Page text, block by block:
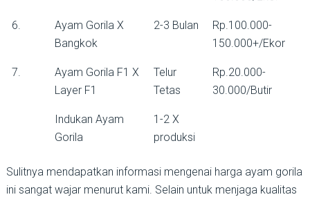
6.
Ayam Gorila X
Bangkok
2-3 Bulan
Rp.100.000-
150.000+/Ekor
7.
Ayam Gorila F1 X
Layer F1
Telur
Tetas
Rp.20.000-
30.000/Butir
Indukan Ayam
Gorila
1-2 X
produksi
Sulitnya mendapatkan informasi mengenai harga ayam gorila
ini sangat wajar menurut kami. Selain untuk menjaga kualitas